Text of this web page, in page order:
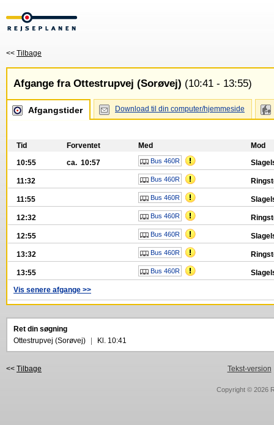
<< Tilbage
Afgange fra Ottestrupvej (Sorøvej) (10:41 - 13:55)
Afgangstider Download til din computer/hjemmeside
Tid Forventet Med
Mod
10:55
ca. 10:57 Bus 460R
11:32 Bus 460R
11:55 Bus 460R
12:32 Bus 460R
12:55 Bus 460R
13:32 Bus 460R
13:55 Bus 460R
Vis senere afgange >>
Ret din søgning
Ottestrupvej (Sorøvej)
Kl. 10:41
<< Tilbage Tekst-version
Copyright © 2026